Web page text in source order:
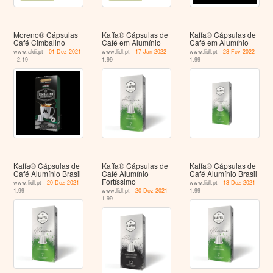
Moreno® Cápsulas
Café Cimbalino
www.aldi.pt -01 Dez 2021
- 2.19
Kaffa® Cápsulas de
Café em Alumínio
www.lidl.pt - 17 Jan 2022-
1.99
Kaffa® Cápsulas de
Café em Alumínio
www.lidl.pt -28 Fev 2022 -
1.99
Kaffa® Cápsulas de
Café Alumínio Brasil
www.lidl.pt -20 Dez 2021 -
1.99
Kaffa® Cápsulas de
Café Alumínio
Fortíssimo
www.lidl.pt - 20 Dez 2021 -
1.99
Kaffa® Cápsulas de
Café Alumínio Brasil
www.lidl.pt - 13 Dez 2021 -
1.99